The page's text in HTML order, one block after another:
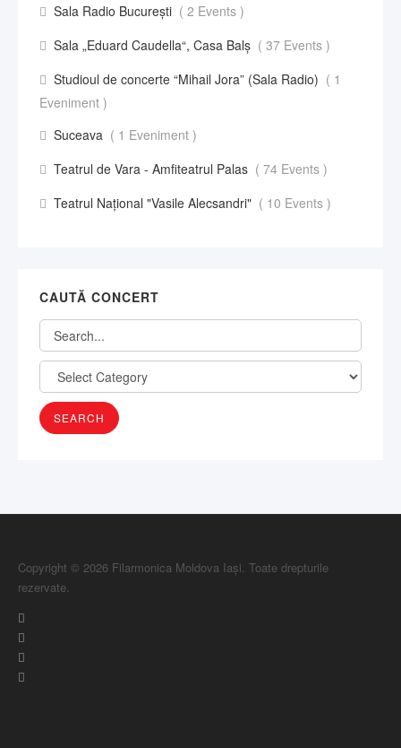
Sala Radio București ( 2 Events )
Sala „Eduard Caudella“, Casa Balş ( 37 Events )
Studioul de concerte “Mihail Jora” (Sala Radio) ( 1
Eveniment )
Suceava ( 1 Eveniment )
Teatrul de Vara - Amfiteatrul Palas ( 74 Events )
Teatrul Național "Vasile Alecsandri" ( 10 Events )
CAUTĂ CONCERT
Copyright © 2026 Filarmonica Moldova Iași. Toate drepturile
rezervate.